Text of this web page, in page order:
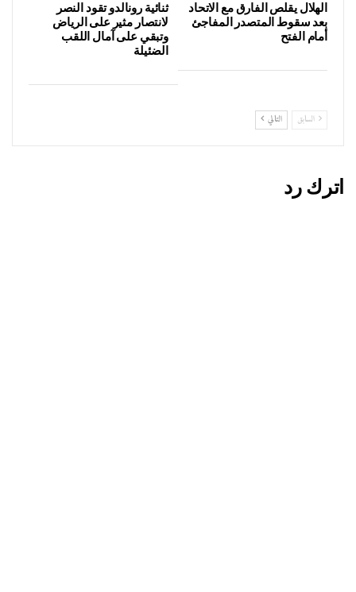
الهلال يقلص الفارق مع الاتحاد
بعد سقوط المتصدر المفاجئ
أمام الفتح
ثنائية رونالدو تقود النصر
لانتصار مثير على الرياض
وتبقي على آمال اللقب
الضئيلة
السابق التالي
اترك رد